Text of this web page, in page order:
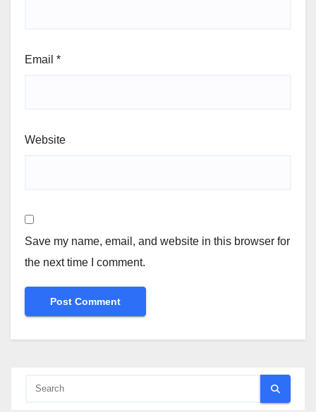
Email *
Website
Save my name, email, and website in this browser for
the next time I comment.